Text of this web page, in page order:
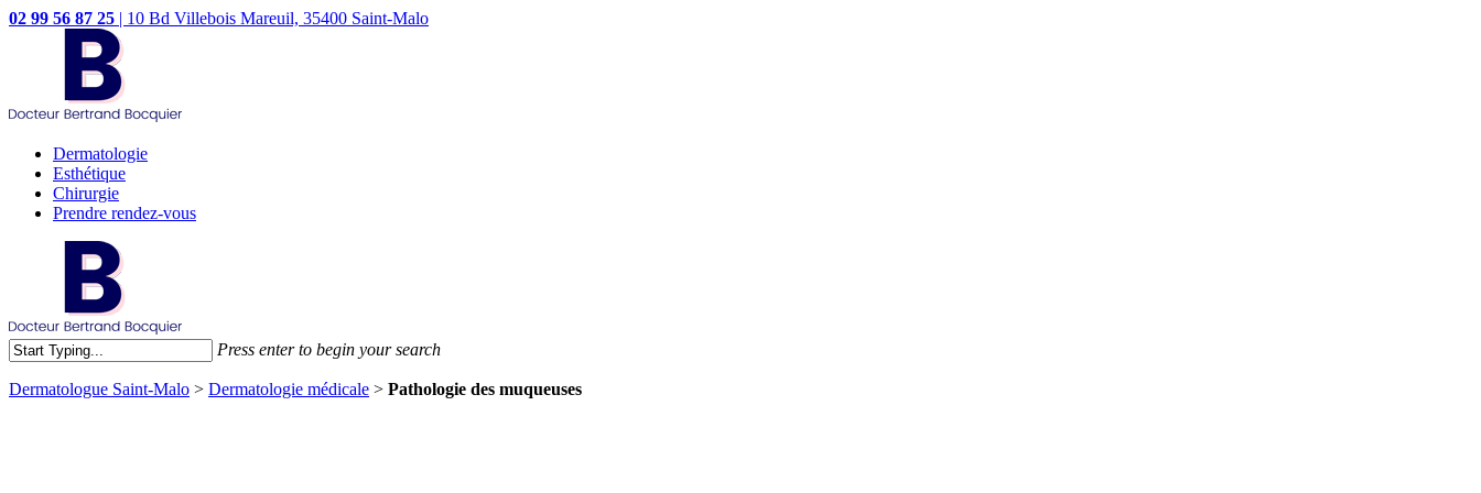
02 99 56 87 25 | 10 Bd Villebois Mareuil, 35400 Saint-Malo
Dermatologie
Esthétique
Chirurgie
Prendre rendez-vous
Press enter to begin your search
Dermatologue Saint-Malo > Dermatologie médicale > Pathologie des muqueuses